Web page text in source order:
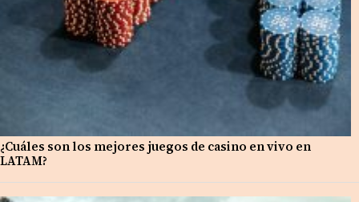
¿Cuáles son los mejores juegos de casino en vivo en
LATAM?